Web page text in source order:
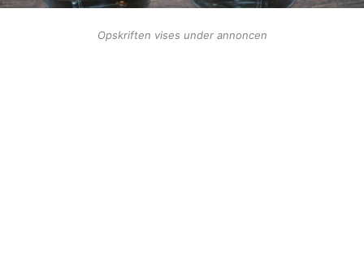
Opskriften vises under annoncen